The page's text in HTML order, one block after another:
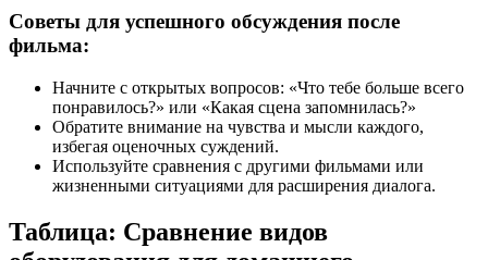
Советы для успешного обсуждения после
фильма:
Начните с открытых вопросов: «Что тебе больше всего
понравилось?» или «Какая сцена запомнилась?»
Обратите внимание на чувства и мысли каждого,
избегая оценочных суждений.
Используйте сравнения с другими фильмами или
жизненными ситуациями для расширения диалога.
Таблица: Сравнение видов